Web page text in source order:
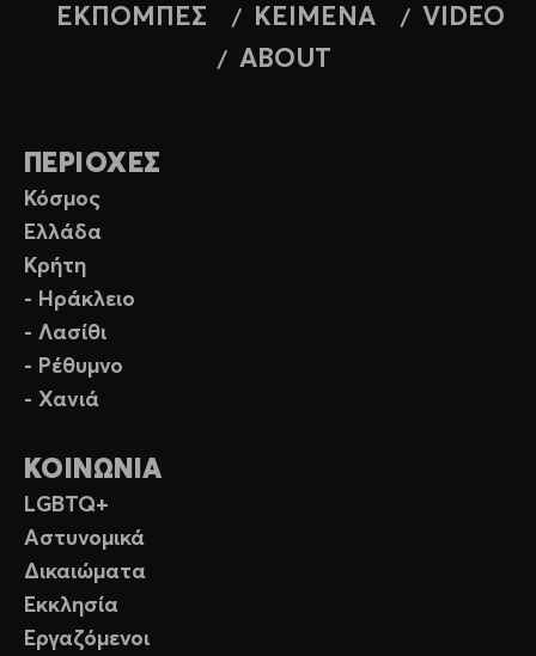
ΕΚΠΟΜΠΕΣ ΚΕΙΜΕΝΑ
VIDEO
ABOUT
ΠΕΡΙΟΧΕΣ
Κόσμος
Ελλάδα
Κρήτη
- Ηράκλειο
- Λασίθι
- Ρέθυμνο
- Χανιά
ΚΟΙΝΩΝΙΑ
LGBTQ+
Αστυνομικά
Δικαιώματα
Εκκλησία
Εργαζόμενοι